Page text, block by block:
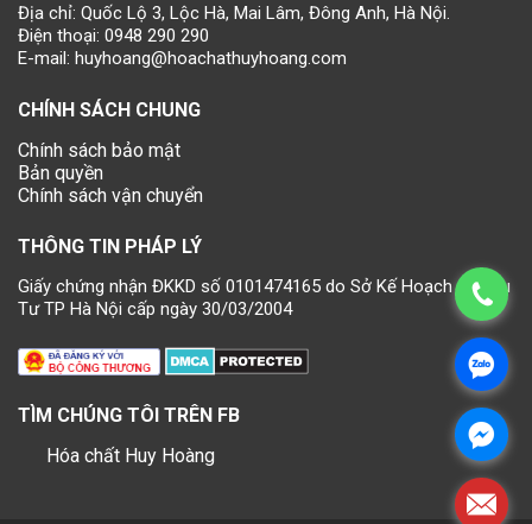
Địa chỉ: Quốc Lộ 3, Lộc Hà, Mai Lâm, Đông Anh, Hà Nội.
Điện thoại: 0948 290 290
E-mail: huyhoang@hoachathuyhoang.com
CHÍNH SÁCH CHUNG
Chính sách bảo mật
Bản quyền
Chính sách vận chuyển
THÔNG TIN PHÁP LÝ
Giấy chứng nhận ĐKKD số 0101474165 do Sở Kế Hoạch và Đầu
Tư TP Hà Nội cấp ngày 30/03/2004
TÌM CHÚNG TÔI TRÊN FB
Hóa chất Huy Hoàng